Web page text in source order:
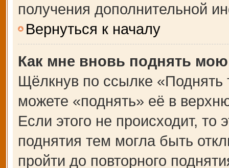
получения дополнительной
Вернуться к началу
Как мне вновь поднять
Щёлкнув по ссылке
можете «поднять» её в
Если этого не происходит, то
поднятия тем могла быть
пройти до повторного